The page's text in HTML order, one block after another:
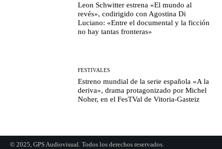
Leon Schwitter estrena «El mundo al
revés», codirigido con Agostina Di
Luciano: «Entre el documental y la ficción
no hay tantas fronteras»
FESTIVALES
Estreno mundial de la serie española «A la
deriva», drama protagonizado por Michel
Noher, en el FesTVal de Vitoria-Gasteiz
© 2025, GPS Audiovisual. Todos los derechos reservados.